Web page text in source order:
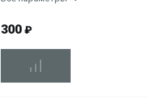
300 ₽